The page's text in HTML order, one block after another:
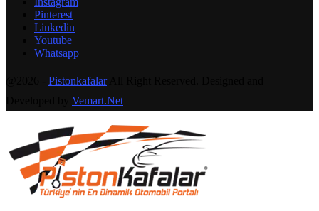
Pinterest
Linkedin
Youtube
Whatsapp
PistonkafalarAll Right Reserved. Designed and
Vemart.Net